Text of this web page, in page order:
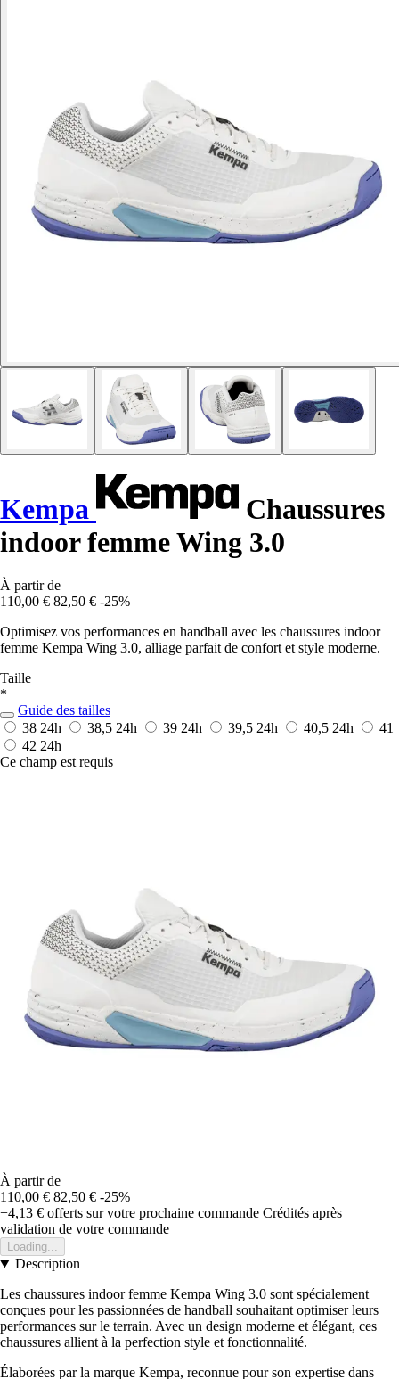
Kempa
Chaussures
indoor femme Wing 3.0
À partir de
110,00 € 82,50 € -25%
Optimisez vos performances en handball avec les chaussures indoor
femme Kempa Wing 3.0, alliage parfait de confort et style moderne.
Taille
*
Guide des tailles
38 24h 38,5 24h 39 24h 39,5 24h 40,5 24h
41
42 24h
Ce champ est requis
À partir de
110,00 € 82,50 € -25%
+4,13 € offerts sur votre prochaine commande Crédités après
validation de votre commande
Loading...
Description
Les chaussures indoor femme Kempa Wing 3.0 sont spécialement
conçues pour les passionnées de handball souhaitant optimiser leurs
performances sur le terrain. Avec un design moderne et élégant, ces
chaussures allient à la perfection style et fonctionnalité.
Élaborées par la marque Kempa, reconnue pour son expertise dans